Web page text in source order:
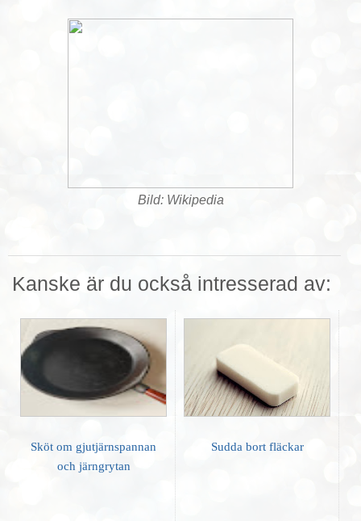
Bild: Wikipedia
Kanske är du också intresserad av:
Sköt om gjutjärnspannan
och järngrytan
Sudda bort fläckar